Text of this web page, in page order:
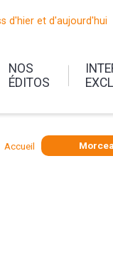
d'hier et d'aujourd'hui
NOS
ÉDITOS
Accueil